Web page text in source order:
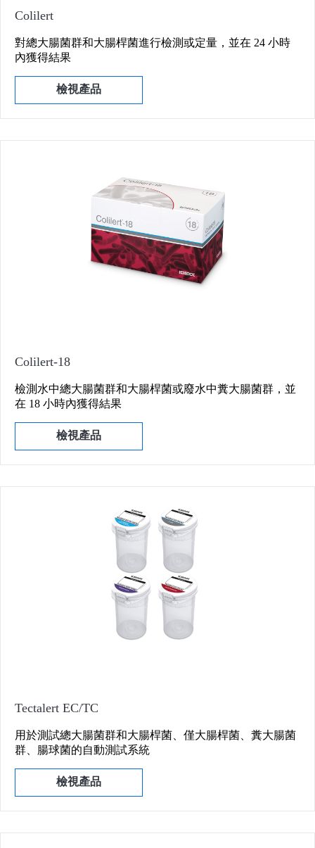
Colilert
對總大腸菌群和大腸桿菌進行檢測或定量，並在 24 小時
內獲得結果
檢視產品
Colilert-18
檢測水中總大腸菌群和大腸桿菌或廢水中糞大腸菌群，並
在 18 小時內獲得結果
檢視產品
Tectalert EC/TC
用於測試總大腸菌群和大腸桿菌、僅大腸桿菌、糞大腸菌
群、腸球菌的自動測試系統
檢視產品